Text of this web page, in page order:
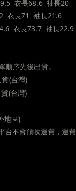
衣長68.6 袖長20
衣長71 袖長21.6
衣長73.7 袖長22.9
序先後出貨。
(台灣)
(台灣)
地區)
不會預收運費，運